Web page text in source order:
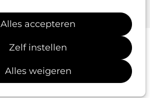
Alles accepteren
Zelf instellen
Alles weigeren
snel en veilig afrekenen.